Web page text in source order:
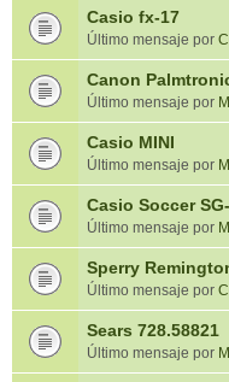
Casio fx-17
Último mensaje por
Canon
Último mensaje por
Casio MINI
Último mensaje por
Casio Soccer
Último mensaje por
Sperry
Último mensaje por
Sears 728.58821
Último mensaje por